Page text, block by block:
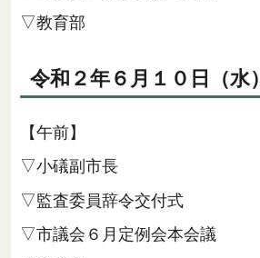
▽教育部
令和２年６月１０日（水）
【午前】
▽小礒副市長
▽監査委員辞令交付式
▽市議会６月定例会本会議